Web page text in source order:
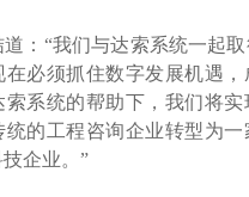
： “我们与达索系统一起取
在必须抓住数字发展机遇
索系统的帮助下，我们将实
统的工程咨询企业转型为
企业。”